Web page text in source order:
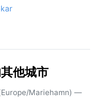
他城市
(Europe/Mariehamn) —